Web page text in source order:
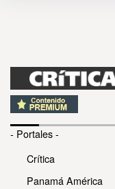
- Portales -
Crítica
Panamá América